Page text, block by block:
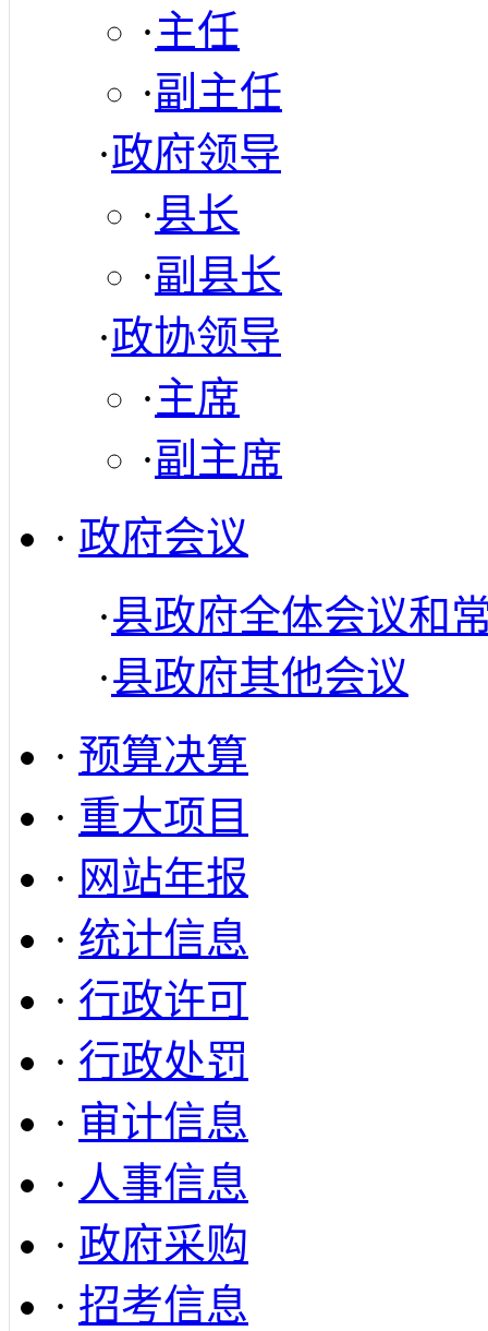
·主任
·副主任
·政府领导
·县长
·副县长
·政协领导
·主席
·副主席
· 政府会议
·县政府全体会议和
·县政府其他会议
· 预算决算
· 重大项目
· 网站年报
· 统计信息
· 行政许可
· 行政处罚
· 审计信息
· 人事信息
· 政府采购
· 招考信息